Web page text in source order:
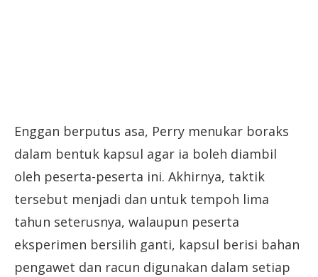
Enggan berputus asa, Perry menukar boraks
dalam bentuk kapsul agar ia boleh diambil
oleh peserta-peserta ini. Akhirnya, taktik
tersebut menjadi dan untuk tempoh lima
tahun seterusnya, walaupun peserta
eksperimen bersilih ganti, kapsul berisi bahan
pengawet dan racun digunakan dalam setiap